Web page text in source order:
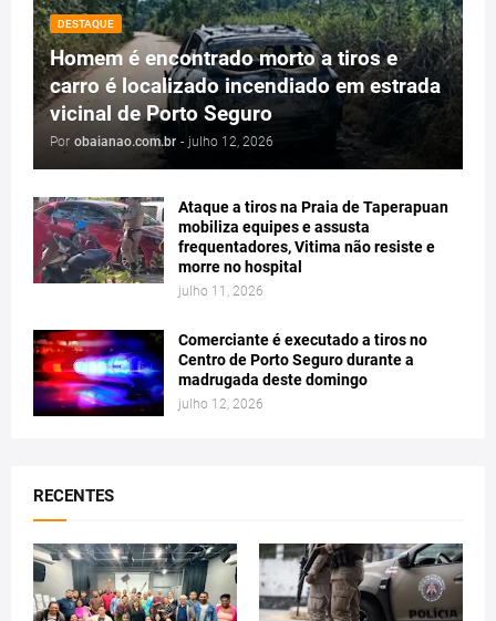
DESTAQUE
Homem é encontrado morto a tiros e
carro é localizado incendiado em estrada
vicinal de Porto Seguro
Por obaianao.com.br - julho 12, 2026
Ataque a tiros na Praia de Taperapuan
mobiliza equipes e assusta
frequentadores, Vitima não resiste e
morre no hospital
julho 11, 2026
Comerciante é executado a tiros no
Centro de Porto Seguro durante a
madrugada deste domingo
julho 12, 2026
RECENTES